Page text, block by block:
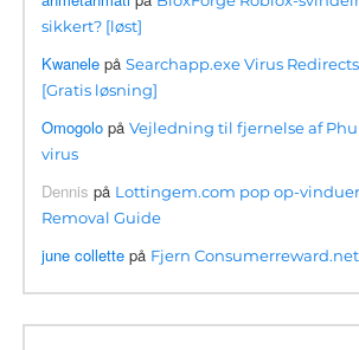
sikkert? [løst]
Kwanele påSearchapp.exe Virus
[Gratis løsning]
Omogolo påVejledning til fjernelse af
virus
Dennis på Lottingem.com pop op-
Removal Guide
june collette på Fjern